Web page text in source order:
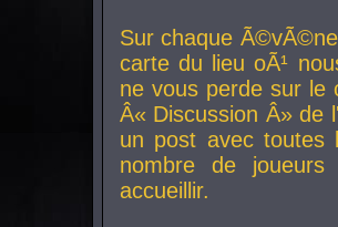
Sur chaque
carte du lieu oÃ¹
ne vous perde sur le
Â« Discussion Â» de
un post avec toutes
nombre de
accueillir.